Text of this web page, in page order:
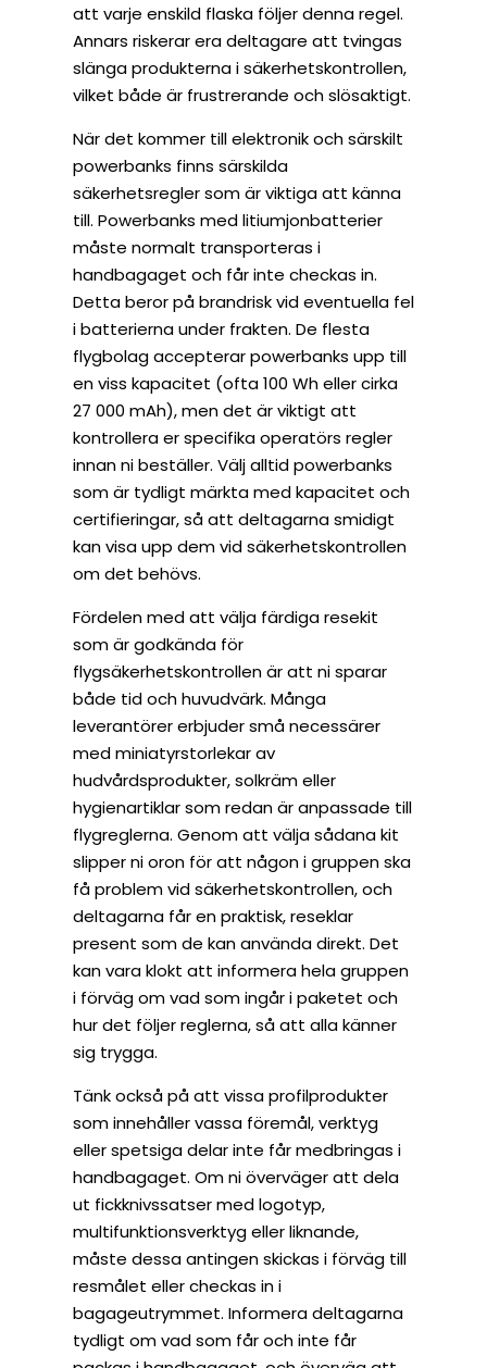
att varje enskild flaska följer denna regel.
Annars riskerar era deltagare att tvingas
slänga produkterna i säkerhetskontrollen,
vilket både är frustrerande och slösaktigt.
När det kommer till elektronik och särskilt
powerbanks finns särskilda
säkerhetsregler som är viktiga att känna
till. Powerbanks med litiumjonbatterier
måste normalt transporteras i
handbagaget och får inte checkas in.
Detta beror på brandrisk vid eventuella fel
i batterierna under frakten. De flesta
flygbolag accepterar powerbanks upp till
en viss kapacitet (ofta 100 Wh eller cirka
27 000 mAh), men det är viktigt att
kontrollera er specifika operatörs regler
innan ni beställer. Välj alltid powerbanks
som är tydligt märkta med kapacitet och
certifieringar, så att deltagarna smidigt
kan visa upp dem vid säkerhetskontrollen
om det behövs.
Fördelen med att välja färdiga resekit
som är godkända för
flygsäkerhetskontrollen är att ni sparar
både tid och huvudvärk. Många
leverantörer erbjuder små necessärer
med miniatyrstorlekar av
hudvårdsprodukter, solkräm eller
hygienartiklar som redan är anpassade till
flygreglerna. Genom att välja sådana kit
slipper ni oron för att någon i gruppen ska
få problem vid säkerhetskontrollen, och
deltagarna får en praktisk, reseklar
present som de kan använda direkt. Det
kan vara klokt att informera hela gruppen
i förväg om vad som ingår i paketet och
hur det följer reglerna, så att alla känner
sig trygga.
Tänk också på att vissa profilprodukter
som innehåller vassa föremål, verktyg
eller spetsiga delar inte får medbringas i
handbagaget. Om ni överväger att dela
ut fickknivssatser med logotyp,
multifunktionsverktyg eller liknande,
måste dessa antingen skickas i förväg till
resmålet eller checkas in i
bagageutrymmet. Informera deltagarna
tydligt om vad som får och inte får